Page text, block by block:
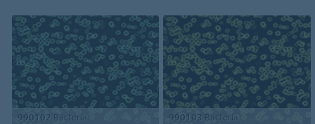
990102 Bacteria 990103 Bacteria